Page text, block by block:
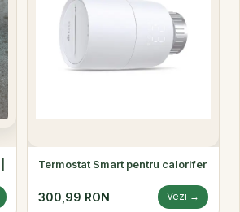
Termostat Smart pentru calorifer
300,99 RON Vezi →